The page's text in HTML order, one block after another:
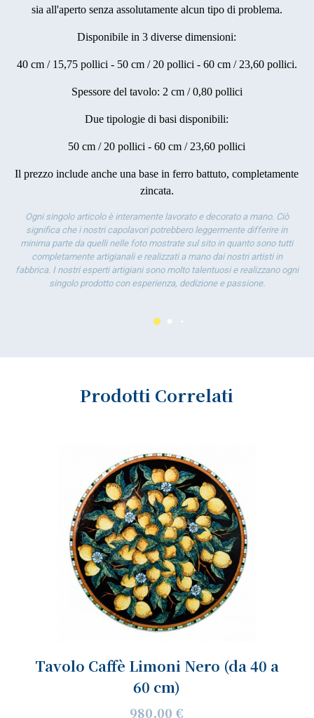
sia all'aperto senza assolutamente alcun tipo di problema.
Disponibile in 3 diverse dimensioni:
40 cm / 15,75 pollici - 50 cm / 20 pollici - 60 cm / 23,60 pollici.
Spessore del tavolo: 2 cm / 0,80 pollici
Due tipologie di basi disponibili:
50 cm / 20 pollici - 60 cm / 23,60 pollici
Il prezzo include anche una base in ferro battuto, completamente
zincata.
Ogni singolo articolo è interamente lavorato e decorato a mano. Ciò
significa che i nostri capolavori potrebbero leggermente differire in
minima parte da quelli nelle foto mostrate sul sito in quanto sono tutti
completamente artigianali e realizzati a mano dai nostri artisti in
fabbrica. I nostri esperti artigiani sono molto talentuosi e realizzano ogni
singolo prodotto con esperienza, dedizione e passione.
Prodotti Correlati
Tavolo Caffè Limoni Nero (da 40 a
60 cm)
980,00 €